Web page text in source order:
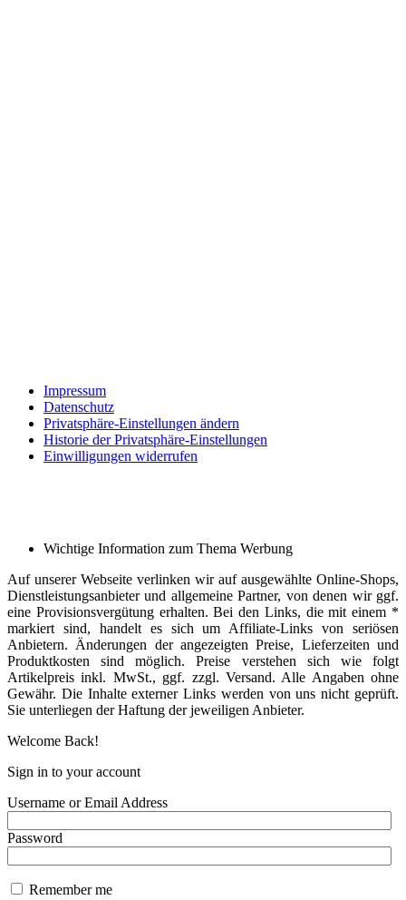
Impressum
Datenschutz
Privatsphäre-Einstellungen ändern
Historie der Privatsphäre-Einstellungen
Einwilligungen widerrufen
Wichtige Information zum Thema Werbung
Auf unserer Webseite verlinken wir auf ausgewählte Online-Shops,
Dienstleistungsanbieter und allgemeine Partner, von denen wir ggf.
eine Provisionsvergütung erhalten. Bei den Links, die mit einem *
markiert sind, handelt es sich um Affiliate-Links von seriösen
Anbietern. Änderungen der angezeigten Preise, Lieferzeiten und
Produktkosten sind möglich. Preise verstehen sich wie folgt
Artikelpreis inkl. MwSt., ggf. zzgl. Versand. Alle Angaben ohne
Gewähr. Die Inhalte externer Links werden von uns nicht geprüft.
Sie unterliegen der Haftung der jeweiligen Anbieter.
Welcome Back!
Sign in to your account
Username or Email Address
Password
Remember me